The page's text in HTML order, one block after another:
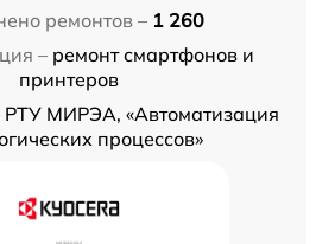
ремонтов – 1 260
– ремонт смартфонов и
принтеров
РТУ МИРЭА, «Автоматизация
процессов»